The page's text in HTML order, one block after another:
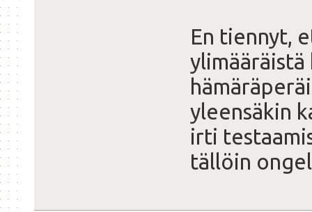
En tiennyt,
ylimääräistä
yleensäkin
irti
tällöin